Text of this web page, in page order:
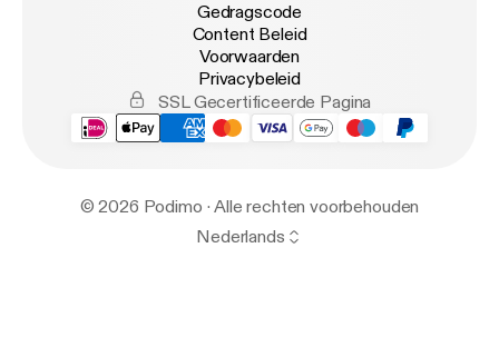
Gedragscode
Content Beleid
Voorwaarden
Privacybeleid
SSL Gecertificeerde Pagina
© 2026 Podimo · Alle rechten voorbehouden
Nederlands